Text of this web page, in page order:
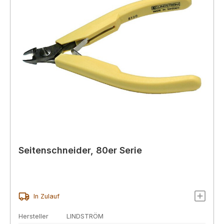
Seitenschneider, 80er Serie
In Zulauf
Hersteller LINDSTRÖM